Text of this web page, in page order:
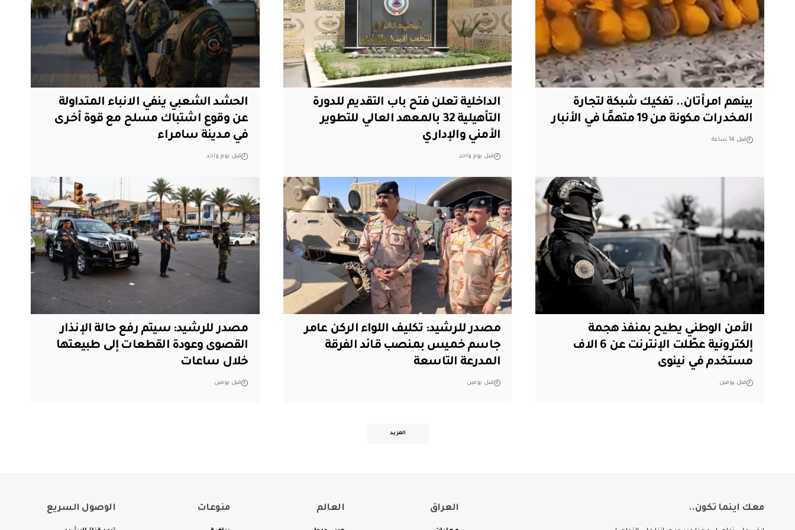
بينهم امرأتان.. تفكيك شبكة لتجارة
المخدرات مكونة من 19 متهمًا في الأنبار
قبل 14 ساعة
الداخلية تعلن فتح باب التقديم للدورة
التأهيلية 32 بالمعهد العالي للتطوير
الأمني والإداري
قبل يوم واحد
الحشد الشعبي ينفي الانباء المتداولة
عن وقوع اشتباك مسلح مع قوة أخرى
في مدينة سامراء
قبل يوم واحد
الأمن الوطني يطيح بمنفذ هجمة
إلكترونية عطّلت الإنترنت عن 6 الاف
مستخدم في نينوى
قبل يومين
مصدر للرشيد: تكليف اللواء الركن عامر
جاسم خميس بمنصب قائد الفرقة
المدرعة التاسعة
قبل يومين
مصدر للرشيد: سيتم رفع حالة الإنذار
القصوى وعودة القطعات إلى طبيعتها
خلال ساعات
قبل يومين
المزيد
معك اينما تكون.. العراق العالم منوعات الوصول السريع